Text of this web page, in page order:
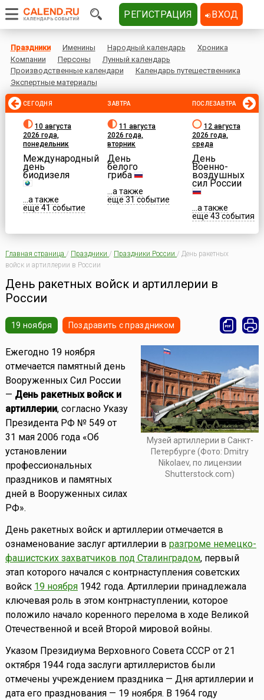
Праздники Именины Народный календарь
Хроника
Компании
Персоны
Лунный календарь
Производственные календари
Календарь путешественника
Экспертные материалы
СЕГОДНЯ
10 августа
2026 года,
понедельник
Международный
день
биодизеля
...а также
еще 41 событие
ЗАВТРА
11 августа
2026 года,
вторник
День
белого
гриба
...а также
еще 31 событие
ПОСЛЕЗАВТРА
12 августа
2026 года,
среда
День
Военно-
воздушных
сил России
...а также
еще 43 события
Главная страница / Праздники / Праздники России / День ракетных
войск и артиллерии в России
День ракетных войск и артиллерии в
России
19 ноября Поздравить с праздником
Музей артиллерии в Санкт-
Петербурге (Фото: Dmitry
Nikolaev, по лицензии
Shutterstock.com)
Ежегодно 19 ноября
отмечается памятный день
Вооруженных Сил России
— День ракетных войск и
артиллерии, согласно Указу
Президента РФ № 549 от
31 мая 2006 года «Об
установлении
профессиональных
праздников и памятных
дней в Вооруженных силах
РФ».
День ракетных войск и артиллерии отмечается в
ознаменование заслуг артиллерии в разгроме немецко-
фашистских захватчиков под Сталинградом, первый
этап которого начался с контрнаступления советских
войск 19 ноября1942 года. Артиллерии принадлежала
ключевая роль в этом контрнаступлении, которое
положило начало коренного перелома в ходе Великой
Отечественной и всей Второй мировой войны.
Указом Президиума Верховного Совета СССР от 21
октября 1944 года заслуги артиллеристов были
отмечены учреждением праздника — Дня артиллерии и
дата его празднования — 19 ноября. В 1964 году
РЕГИСТРАЦИЯ ВХОД